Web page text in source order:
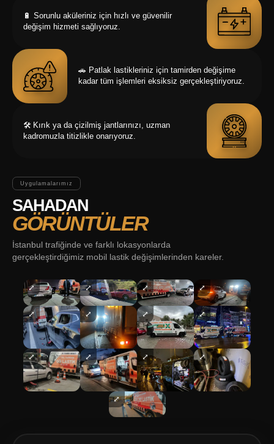
🔋 Sorunlu aküleriniz için hızlı ve güvenilir
değişim hizmeti sağlıyoruz.
🚗 Patlak lastikleriniz için tamirden değişime
kadar tüm işlemleri eksiksiz gerçekleştiriyoruz.
🛠️Kırık ya da çizilmiş jantlarınızı, uzman
kadromuzla titizlikle onarıyoruz.
Uygulamalarımız
SAHADAN
GÖRÜNTÜLER
İstanbul trafiğinde ve farklı lokasyonlarda
gerçekleştirdiğimiz mobil lastik değişimlerinden kareler.
⤢ ⤢ ⤢ ⤢
⤢ ⤢ ⤢ ⤢
⤢ ⤢ ⤢ ⤢
⤢